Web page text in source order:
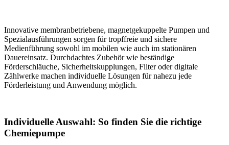
Innovative membranbetriebene, magnetgekuppelte Pumpen und
Spezialausführungen sorgen für tropffreie und sichere
Medienführung sowohl im mobilen wie auch im stationären
Dauereinsatz. Durchdachtes Zubehör wie beständige
Förderschläuche, Sicherheitskupplungen, Filter oder digitale
Zählwerke machen individuelle Lösungen für nahezu jede
Förderleistung und Anwendung möglich.
Individuelle Auswahl: So finden Sie die richtige
Chemiepumpe